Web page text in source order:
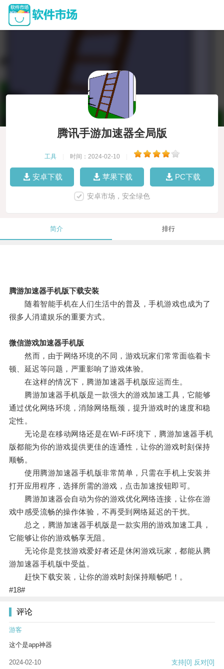
腾讯手游加速器全局版
工具 时间：2024-02-10
安卓下载 苹果下载 PC下载
安卓市场，安全绿色
简介 排行
腾游加速器手机版下载安装
随着智能手机在人们生活中的普及，手机游戏也成为了
很多人消遣娱乐的重要方式。
微信游戏加速器手机版
然而，由于网络环境的不同，游戏玩家们常常面临着卡
顿、延迟等问题，严重影响了游戏体验。
在这样的情况下，腾游加速器手机版应运而生。
腾游加速器手机版是一款强大的游戏加速工具，它能够
通过优化网络环境，消除网络瓶颈，提升游戏时的速度和稳
定性。
无论是在移动网络还是在Wi-Fi环境下，腾游加速器手机
版都能为你的游戏提供更佳的连通性，让你的游戏时刻保持
顺畅。
使用腾游加速器手机版非常简单，只需在手机上安装并
打开应用程序，选择所需的游戏，点击加速按钮即可。
腾游加速器会自动为你的游戏优化网络连接，让你在游
戏中感受流畅的操作体验，不再受到网络延迟的干扰。
总之，腾游加速器手机版是一款实用的游戏加速工具，
它能够让你的游戏畅享无阻。
无论你是竞技游戏爱好者还是休闲游戏玩家，都能从腾
游加速器手机版中受益。
赶快下载安装，让你的游戏时刻保持顺畅吧！。
#18#
评论
游客
这个是app神器
2024-02-10 支持[0] 反对[0]